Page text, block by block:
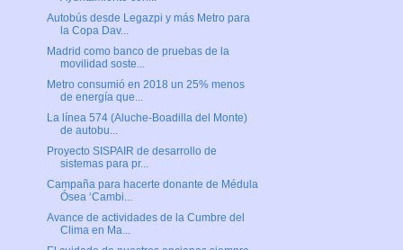
Autobús desde Legazpi y más Metro para
la Copa Dav...
Madrid como banco de pruebas de la
movilidad soste...
Metro consumió en 2018 un 25% menos
de energía que...
La línea 574 (Aluche-Boadilla del Monte)
de autobu...
Proyecto SISPAIR de desarrollo de
sistemas para pr...
Campaña para hacerte donante de Médula
Ósea ‘Cambi...
Avance de actividades de la Cumbre del
Clima en Ma...